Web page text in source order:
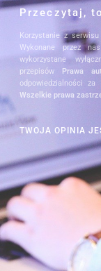
Przeczytaj,
Korzystanie z serwisu
Wykonane przez
wykorzystane
przepisów
Prawa
odpowiedzialności
Wszelkie prawa
TWOJA OPINIA